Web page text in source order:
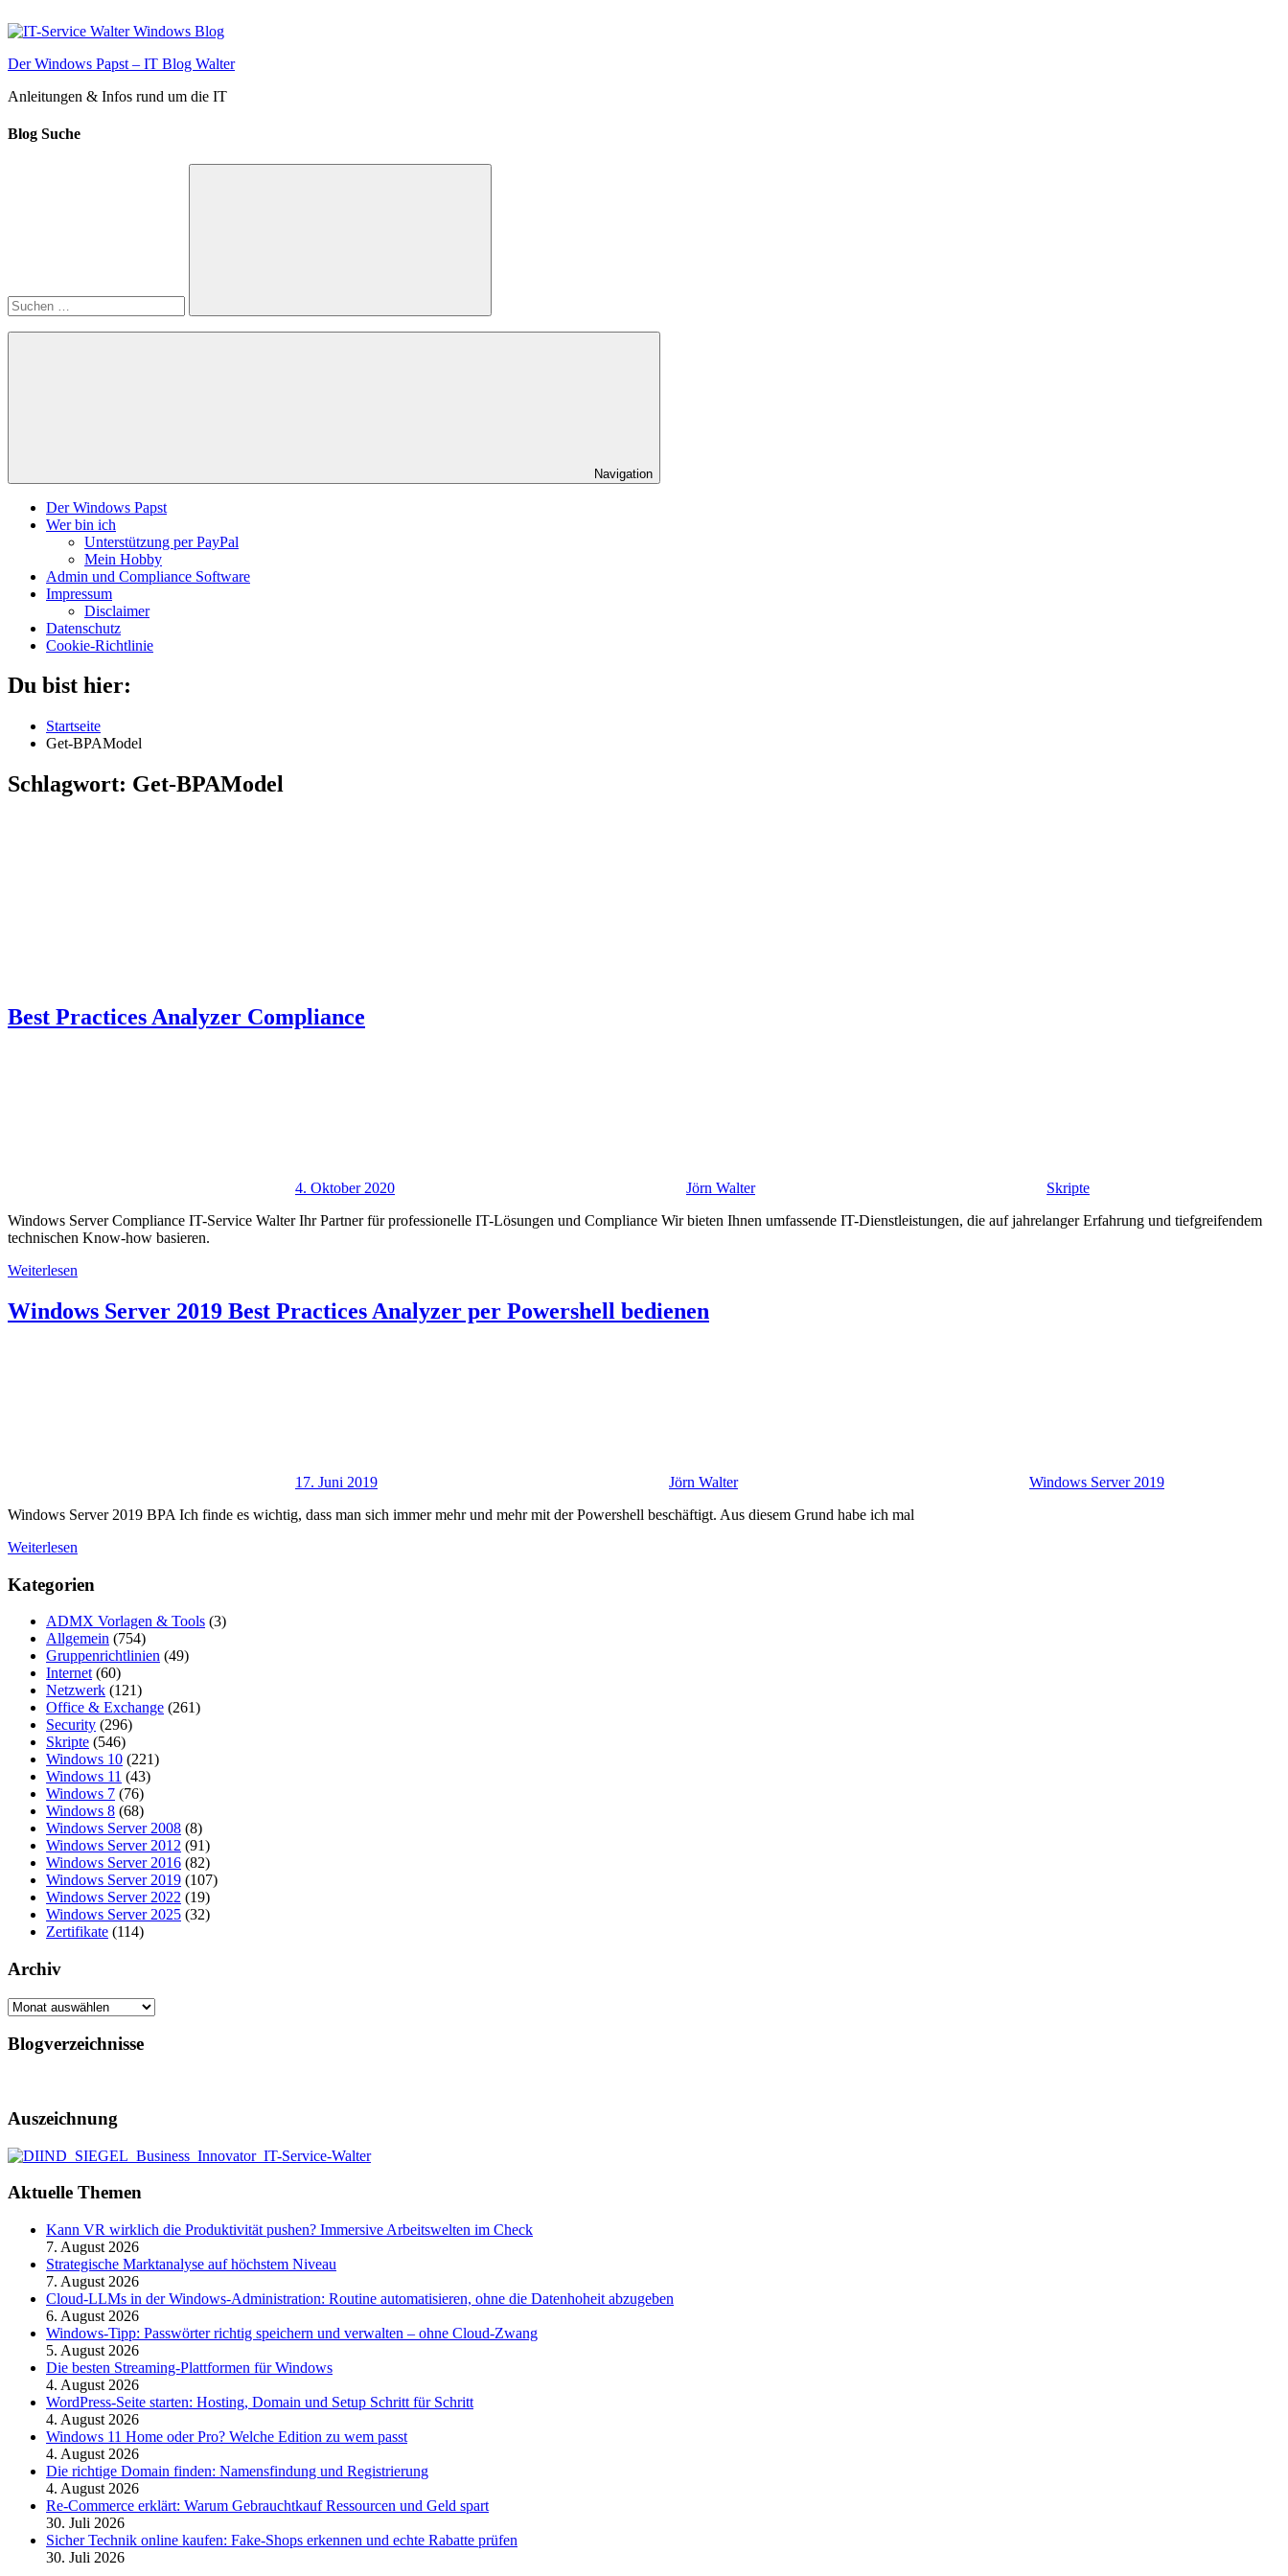
Inhalt
Der Windows Papst – IT Blog Walter
Anleitungen & Infos rund um die IT
Blog Suche
Suchen
Navigation
Der Windows Papst
Wer bin ich
Unterstützung per PayPal
Mein Hobby
Admin und Compliance Software
Impressum
Disclaimer
Datenschutz
Cookie-Richtlinie
Du bist hier:
Startseite
Get-BPAModel
Schlagwort: Get-BPAModel
Best Practices Analyzer Compliance
4. Oktober 2020 Jörn Walter
Skripte
Windows Server Compliance IT-Service Walter Ihr Partner für professionelle IT-Lösungen und Compliance Wir bieten Ihnen umfassende IT-Dienstleistungen, die auf jahrelanger Erfahrung und tiefgreifendem
technischen Know-how basieren.
Weiterlesen
Windows Server 2019 Best Practices Analyzer per Powershell bedienen
17. Juni 2019 Jörn Walter
Windows Server 2019
Windows Server 2019 BPA Ich finde es wichtig, dass man sich immer mehr und mehr mit der Powershell beschäftigt. Aus diesem Grund habe ich mal
Weiterlesen
Kategorien
ADMX Vorlagen & Tools (3)
Allgemein (754)
Gruppenrichtlinien (49)
Internet (60)
Netzwerk (121)
Office & Exchange (261)
Security (296)
Skripte (546)
Windows 10 (221)
Windows 11 (43)
Windows 7 (76)
Windows 8 (68)
Windows Server 2008 (8)
Windows Server 2012 (91)
Windows Server 2016 (82)
Windows Server 2019 (107)
Windows Server 2022 (19)
Windows Server 2025 (32)
Zertifikate (114)
Archiv
Archiv
Blogverzeichnisse
Auszeichnung
Aktuelle Themen
Kann VR wirklich die Produktivität pushen? Immersive Arbeitswelten im Check
7. August 2026
Strategische Marktanalyse auf höchstem Niveau
7. August 2026
Cloud-LLMs in der Windows-Administration: Routine automatisieren, ohne die Datenhoheit abzugeben
6. August 2026
Windows-Tipp: Passwörter richtig speichern und verwalten – ohne Cloud-Zwang
5. August 2026
Die besten Streaming-Plattformen für Windows
4. August 2026
WordPress-Seite starten: Hosting, Domain und Setup Schritt für Schritt
4. August 2026
Windows 11 Home oder Pro? Welche Edition zu wem passt
4. August 2026
Die richtige Domain finden: Namensfindung und Registrierung
4. August 2026
Re-Commerce erklärt: Warum Gebrauchtkauf Ressourcen und Geld spart
30. Juli 2026
Sicher Technik online kaufen: Fake-Shops erkennen und echte Rabatte prüfen
30. Juli 2026